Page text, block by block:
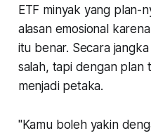
ETF minyak yang plan-
alasan emosional
itu benar. Secara
salah, tapi dengan plan
menjadi petaka.
"Kamu boleh yakin